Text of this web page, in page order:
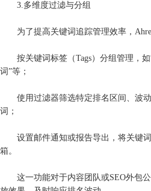
3.多维度过滤与分组
为了提高关键词追踪管理效率，
按关键词标签（Tags）分组管理，如
词”等；
使用过滤器筛选特定排名区间、波动
词；
设置邮件通知或报告导出，将关键词
箱。
这一功能对于内容团队或SEO外包公